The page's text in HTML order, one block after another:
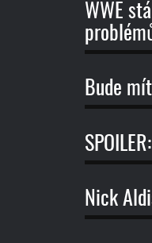
WWE
Bude
Nick